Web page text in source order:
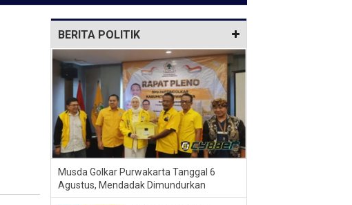
BERITA POLITIK
Musda Golkar Purwakarta Tanggal 6
Agustus, Mendadak Dimundurkan